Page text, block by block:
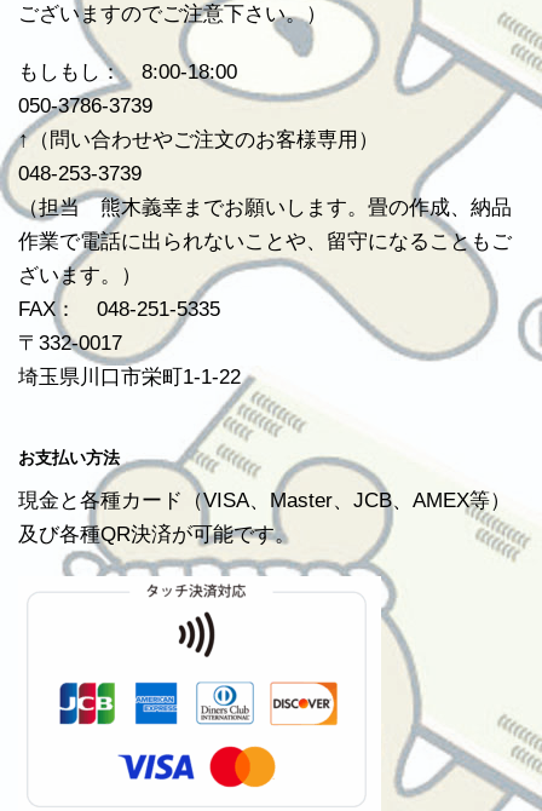
ございますのでご注意下さい。）
もしもし： 8:00-18:00
050-3786-3739
↑（問い合わせやご注文のお客様専用）
048-253-3739
（担当 熊木義幸までお願いします。畳の作成、納品
作業で電話に出られないことや、留守になることもご
ざいます。）
FAX： 048-251-5335
〒332-0017
埼玉県川口市栄町1-1-22
お支払い方法
現金と各種カード（VISA、Master、JCB、AMEX等）
及び各種QR決済が可能です。